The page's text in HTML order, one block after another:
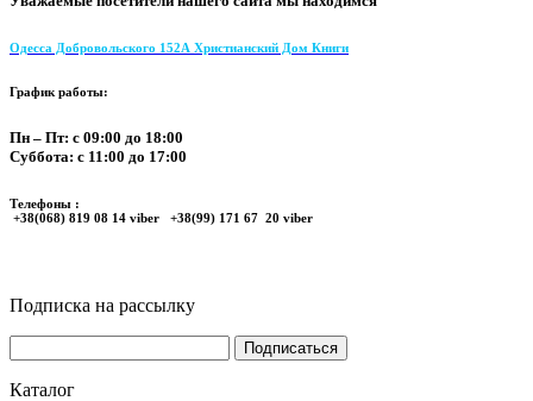
Одесса Добровольского 152А Христианский Дом Книги
График работы:
Пн – Пт: с 09:00 до 18:00
Суббота: с 11:00 до 17:00
Телефоны :
+38(068) 819 08 14 viber +38(99) 171 67 20 viber
Подписка на рассылку
Каталог